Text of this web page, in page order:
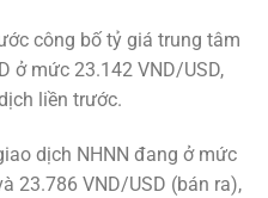
công bố tỷ giá trung tâm
ở mức 23.142 VND/USD,
liền trước.
dịch NHNN đang ở mức
23.786 VND/USD (bán ra),